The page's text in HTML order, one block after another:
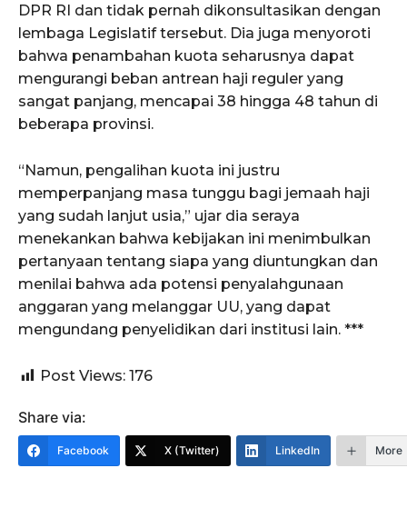
DPR RI dan tidak pernah dikonsultasikan dengan
lembaga Legislatif tersebut. Dia juga menyoroti
bahwa penambahan kuota seharusnya dapat
mengurangi beban antrean haji reguler yang
sangat panjang, mencapai 38 hingga 48 tahun di
beberapa provinsi.
“Namun, pengalihan kuota ini justru
memperpanjang masa tunggu bagi jemaah haji
yang sudah lanjut usia,” ujar dia seraya
menekankan bahwa kebijakan ini menimbulkan
pertanyaan tentang siapa yang diuntungkan dan
menilai bahwa ada potensi penyalahgunaan
anggaran yang melanggar UU, yang dapat
mengundang penyelidikan dari institusi lain. ***
Post Views: 176
Share via:
Facebook X (Twitter) LinkedIn More